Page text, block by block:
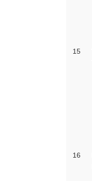
15
16